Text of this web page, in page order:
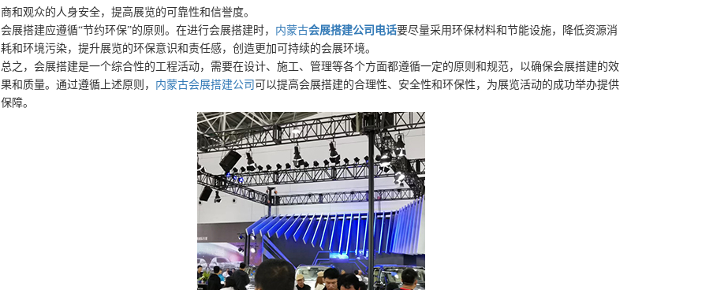
商和观众的人身安全，提高展览的可靠性和信誉度。
会展搭建应遵循“节约环保”的原则。在进行会展搭建时， 内蒙古会展搭建公司电话要尽量采用环保材料和节能设施，降低资源消
耗和环境污染，提升展览的环保意识和责任感，创造更加可持续的会展环境。
总之，会展搭建是一个综合性的工程活动，需要在设计、施工、管理等各个方面都遵循一定的原则和规范，以确保会展搭建的效
果和质量。通过遵循上述原则， 内蒙古会展搭建公司 可以提高会展搭建的合理性、安全性和环保性，为展览活动的成功举办提供
保障。